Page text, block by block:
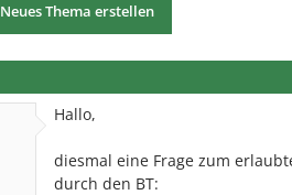
Neues Thema erstellen
Hallo,
diesmal eine Frage zum
durch den BT: